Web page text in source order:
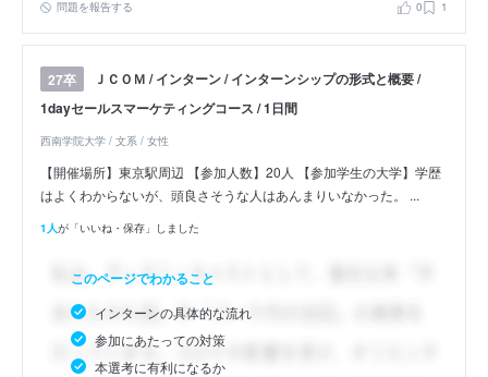
問題を報告する 0 1
27卒
ＪＣＯＭ / インターン / インターンシップの形式と概要 /
1dayセールスマーケティングコース / 1日間
西南学院大学 / 文系 / 女性
【開催場所】東京駅周辺 【参加人数】20人 【参加学生の大学】学歴
はよくわからないが、頭良さそうな人はあんまりいなかった。 ...
1人が「いいね・保存」しました
このページでわかること
インターンの具体的な流れ
参加にあたっての対策
本選考に有利になるか